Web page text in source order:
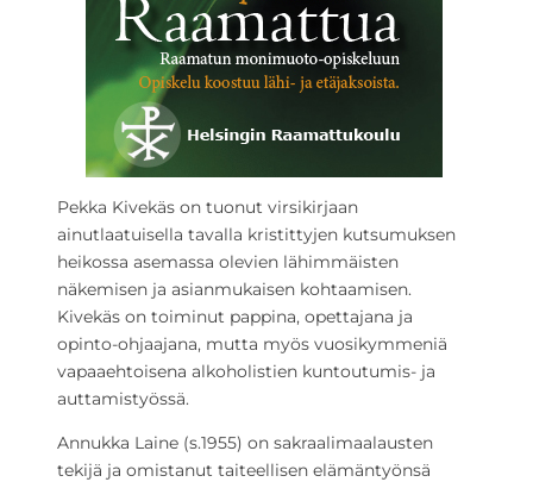
Pekka Kivekäs on tuonut virsikirjaan
ainutlaatuisella tavalla kristittyjen kutsumuksen
heikossa asemassa olevien lähimmäisten
näkemisen ja asianmukaisen kohtaamisen.
Kivekäs on toiminut pappina, opettajana ja
opinto-ohjaajana, mutta myös vuosikymmeniä
vapaaehtoisena alkoholistien kuntoutumis- ja
auttamistyössä.
Annukka Laine (s.1955) on sakraalimaalausten
tekijä ja omistanut taiteellisen elämäntyönsä